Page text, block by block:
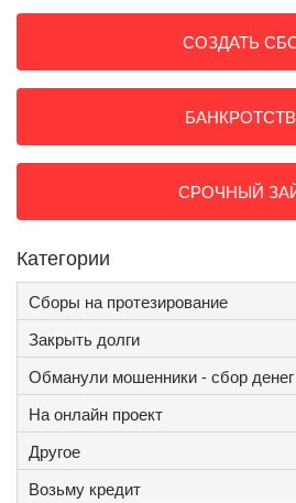
СОЗДАТЬ
СРОЧНЫЙ
Категории
Сборы на протезирование
Закрыть долги
Обманули мошенники - сбор денег
На онлайн проект
Другое
Возьму кредит